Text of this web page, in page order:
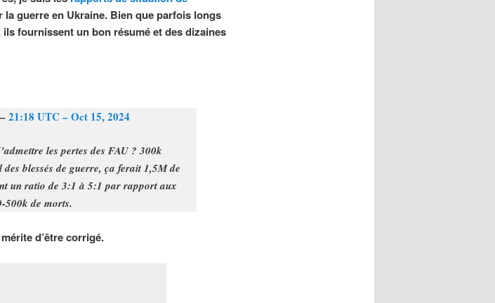
la guerre en Ukraine. Bien que parfois longs
fournissent un bon résumé et des dizaines
21:18 UTC – Oct 15, 2024
les pertes des FAU ? 300k
blessés de guerre, ça ferait 1,5M de
un ratio de 3:1 à 5:1 par rapport aux
500k de morts.
d’être corrigé.